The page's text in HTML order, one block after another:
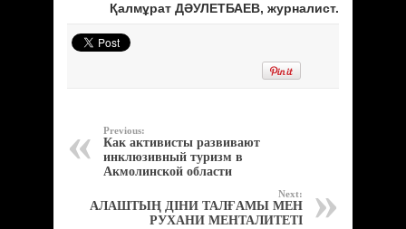
Қалмұрат ДӘУЛЕТБАЕВ, журналист.
Previous:
Как активисты развивают
инклюзивный туризм в
Акмолинской области
Next:
АЛАШТЫҢ ДІНИ ТАЛҒАМЫ МЕН
РУХАНИ МЕНТАЛИТЕТІ